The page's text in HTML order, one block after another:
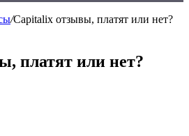
/Capitalix отзывы, платят или нет?
платят или нет?